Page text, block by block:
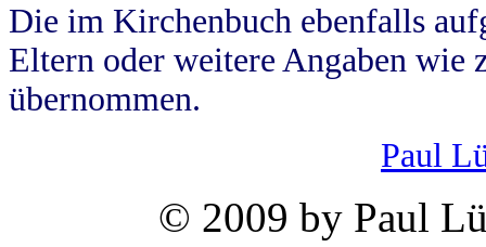
Die im Kirchenbuch ebenfalls
Eltern oder weitere Angaben wie
übernommen.
Paul
© 2009 by Paul